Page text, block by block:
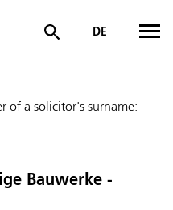
DE
of a solicitor's surname:
Bauwerke -